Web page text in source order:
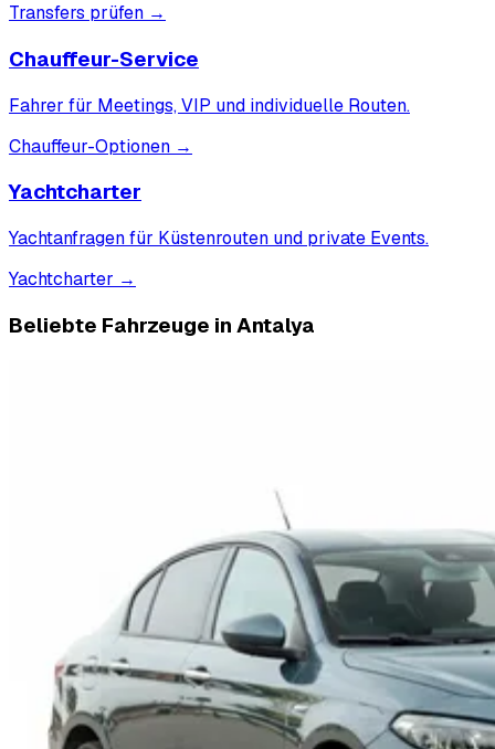
Transfers prüfen →
Chauffeur-Service
Fahrer für Meetings, VIP und individuelle Routen.
Chauffeur-Optionen →
Yachtcharter
Yachtanfragen für Küstenrouten und private Events.
Yachtcharter →
Beliebte Fahrzeuge in Antalya